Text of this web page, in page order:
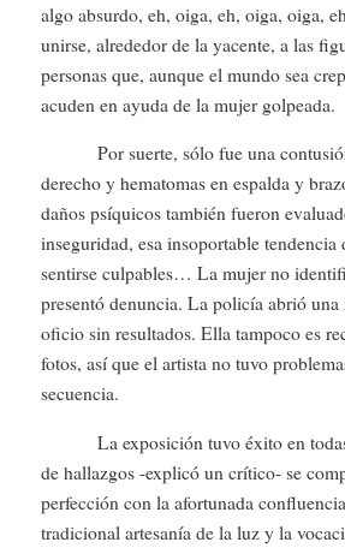
algo absurdo, eh, oiga, eh, oiga, oiga,
unirse, alrededor de la yacente, a las
personas que, aunque el mundo sea
acuden en ayuda de la mujer golpeada.
Por suerte, sólo fue una
derecho y hematomas en espalda y
daños psíquicos también fueron
inseguridad, esa insoportable tendencia
sentirse culpables… La mujer no
presentó denuncia. La policía abrió
oficio sin resultados. Ella tampoco es
fotos, así que el artista no tuvo
secuencia.
La exposición tuvo éxito en
de hallazgos -explicó un crítico- se
perfección con la afortunada
tradicional artesanía de la luz y la